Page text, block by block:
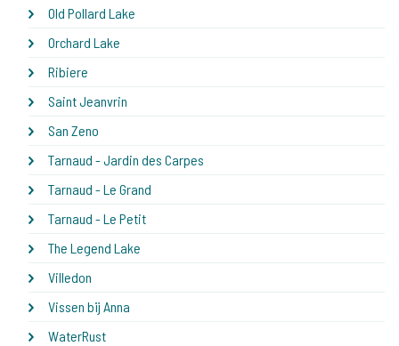
Old Pollard Lake
Orchard Lake
Ribiere
Saint Jeanvrin
San Zeno
Tarnaud - Jardin des Carpes
Tarnaud - Le Grand
Tarnaud - Le Petit
The Legend Lake
Villedon
Vissen bij Anna
WaterRust